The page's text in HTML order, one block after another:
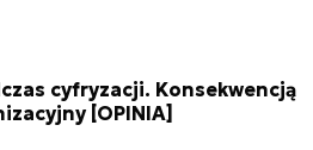
cyfryzacji. Konsekwencją
[OPINIA]